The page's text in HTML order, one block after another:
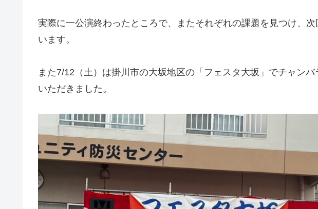
実際に一公演終わったところで、またそれぞれの課題を見つけ、
います。
また7/12（土）は掛川市の大坂地区の「フェスタ大坂」でチャン
いただきました。